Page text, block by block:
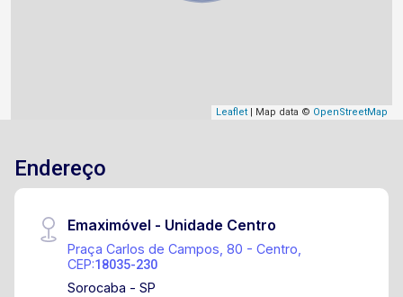
Leaflet | Map data © OpenStreetMap
Endereço
Emaximóvel - Unidade Centro
Praça Carlos de Campos, 80 - Centro,
CEP:18035-230
Sorocaba - SP